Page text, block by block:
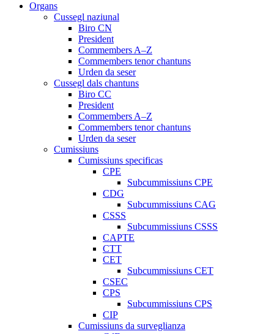
Organs
Cussegl naziunal
Biro CN
President
Commembers A–Z
Commembers tenor chantuns
Urden da seser
Cussegl dals chantuns
Biro CC
President
Commembers A–Z
Commembers tenor chantuns
Urden da seser
Cumissiuns
Cumissiuns specificas
CPE
Subcummissiuns CPE
CDG
Subcummissiuns CAG
CSSS
Subcummissiuns CSSS
CAPTE
CTT
CET
Subcummissiuns CET
CSEC
CPS
Subcummissiuns CPS
CIP
Cumissiuns da surveglianza